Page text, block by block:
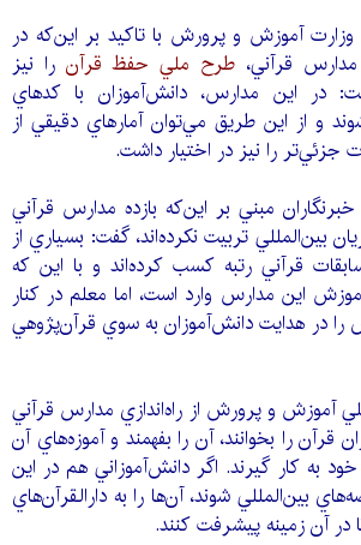
وزارت آموزش و پرورش با تاكيد بر اين‌كه در
قرآني، طرح ملي حفظ قرآن را نيز
گفت: در اين مدارس، دانش‌آموزان با كدهاي
و از اين طريق مي‌توان آمارهاي دقيقي از
جزئي‌تر را نيز در اختيار داشت.
مبني بر اين‌كه بازده مدارس قرآني
بين‌المللي تربيت نكرده‌اند، گفت: بسياري از
قرآني رتبه كسب كرده‌اند و با اين ‌كه
اين مدارس وارد است، اما معلم در كنار
را در هدايت دانش‌آموزان به سوي قرآن‌پژوهي
آموزش و پرورش از راه‌اندازي مدارس قرآني
قرآن را بخوانند، آن را بفهمند و آموزه‌هاي آن
به كار گيرند. اگر دانش‌آموزاني هم در اين
بين‌المللي شوند، آن‌ها را به دارالقرآن‌هاي
آن زمينه پيشرفت كنند.